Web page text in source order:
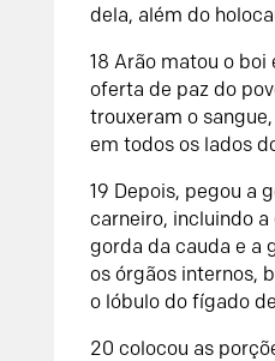
dela, além do
18 Arão matou o boi
oferta de paz do
trouxeram o
em todos os lados
19 Depois, pegou a
carneiro, incluindo
gorda da cauda e a
os órgãos internos,
o lóbulo do fígado
20 colocou as